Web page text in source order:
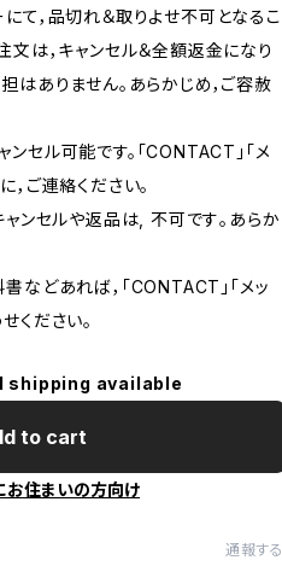
て，品切れ＆取りよせ不可となるこ
文は，キャンセル＆全額返金になり
はありません。あらかじめ，ご容赦
セル可能です。「CONTACT」「メ
，ご連絡ください。
ンセルや返品は, 不可です｡あらか
などあれば，「CONTACT」「メッ
ください。
shipping available
to cart
お住まいの方向け
通報する